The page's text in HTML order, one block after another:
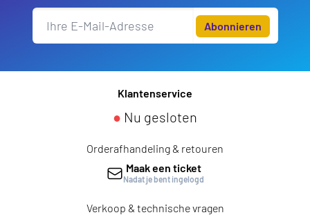
Abonnieren
Klantenservice
● Nu gesloten
Orderafhandeling & retouren
Maak een ticket
Nadat je bent ingelogd
Verkoop & technische vragen